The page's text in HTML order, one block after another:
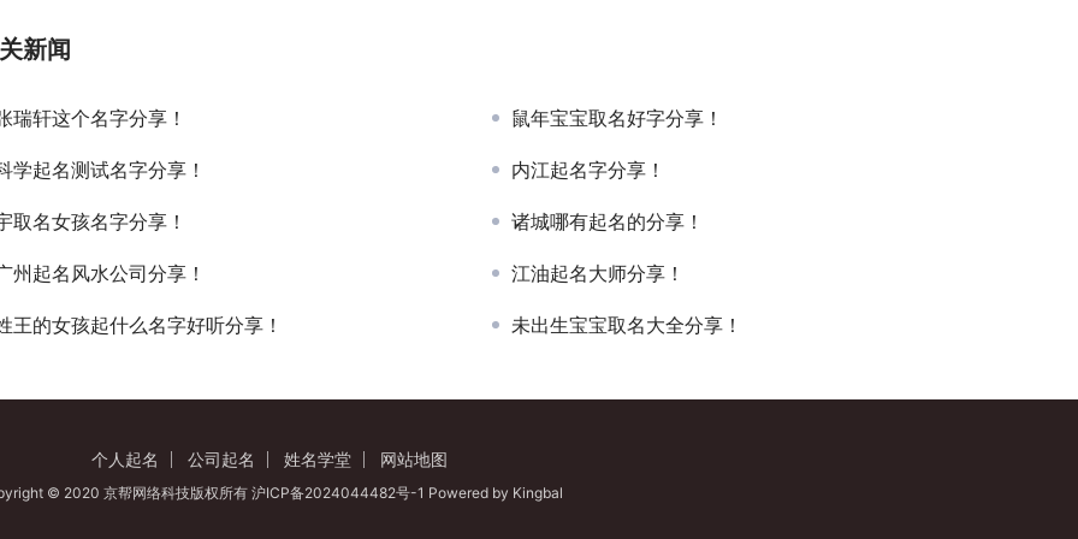
新闻
瑞轩这个名字分享！ 鼠年宝宝取名好字分享！
学起名测试名字分享！ 内江起名字分享！
取名女孩名字分享！ 诸城哪有起名的分享！
州起名风水公司分享！ 江油起名大师分享！
王的女孩起什么名字好听分享！ 未出生宝宝取名大全分享！
个人起名 公司起名 姓名学堂 网站地图
© 2020 京帮网络科技版权所有 沪ICP备2024044482号-1 Powered by Kingbal